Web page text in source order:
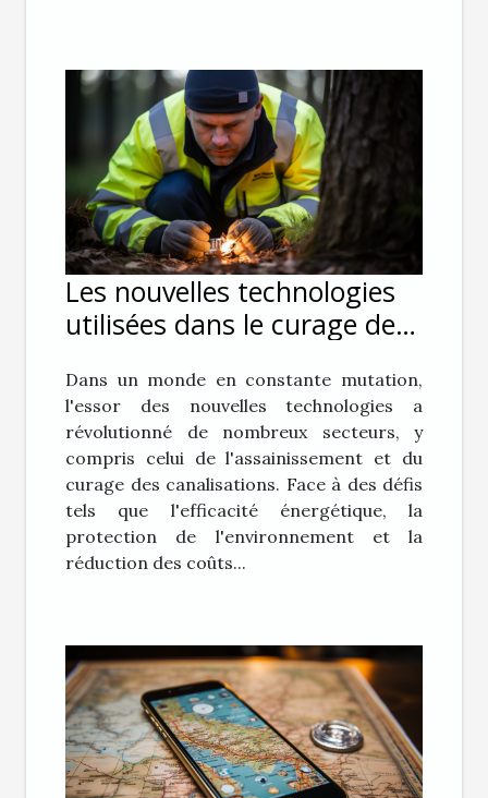
Les nouvelles technologies
utilisées dans le curage des
efficacité accrue
Dans un monde en constante mutation,
l'essor des nouvelles technologies a
révolutionné de nombreux secteurs, y
compris celui de l'assainissement et du
curage des canalisations. Face à des défis
tels que l'efficacité énergétique, la
protection de l'environnement et la
réduction des coûts...